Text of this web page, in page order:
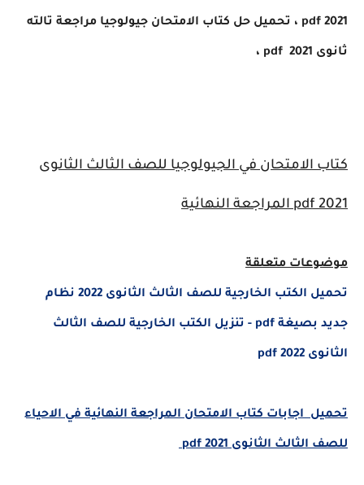
2021 pdf ، تحميل حل كتاب الامتحان جيولوجيا مراجعة تالته
ثانوى 2021 ، pdf
كتاب الامتحان في الجيولوجيا للصف الثالث الثانوى
2021
pdfالمراجعة النهائية
موضوعات متعلقة
تحميل الكتب الخارجية للصف الثالث الثانوى 2022 نظام
جديد بصيغة pdf - تنزيل الكتب الخارجية للصف الثالث
الثانوى 2022 pdf
تحميل اجابات كتاب الامتحان المراجعة النهائية في الاحياء
للصف الثالث الثانوى 2021 pdf